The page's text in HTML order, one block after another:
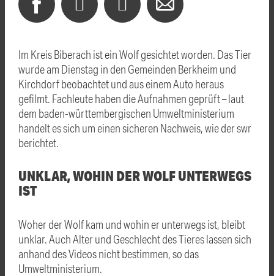
Im Kreis Biberach ist ein Wolf gesichtet worden. Das Tier
wurde am Dienstag in den Gemeinden Berkheim und
Kirchdorf beobachtet und aus einem Auto heraus
gefilmt. Fachleute haben die Aufnahmen geprüft – laut
dem baden-württembergischen Umweltministerium
handelt es sich um einen sicheren Nachweis, wie der swr
berichtet.
UNKLAR, WOHIN DER WOLF UNTERWEGS
IST
Woher der Wolf kam und wohin er unterwegs ist, bleibt
unklar. Auch Alter und Geschlecht des Tieres lassen sich
anhand des Videos nicht bestimmen, so das
Umweltministerium.